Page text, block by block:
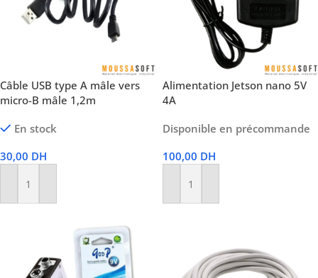
Câble USB type A mâle vers
micro-B mâle 1,2m
En stock
30,00 DH
Ajouter Au Panier
Alimentation Jetson nano 5V
4A
Disponible en précommande
100,00 DH
Ajouter Au Panier